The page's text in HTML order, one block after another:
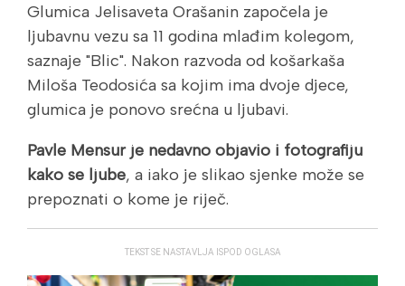
Glumica Jelisaveta Orašanin započela je
ljubavnu vezu sa 11 godina mlađim kolegom,
saznaje "Blic". Nakon razvoda od košarkaša
Miloša Teodosića sa kojim ima dvoje djece,
glumica je ponovo srećna u ljubavi.
Pavle Mensur je nedavno objavio i fotografiju
kako se ljube, a iako je slikao sjenke može se
prepoznati o kome je riječ.
TEKST SE NASTAVLJA ISPOD OGLASA